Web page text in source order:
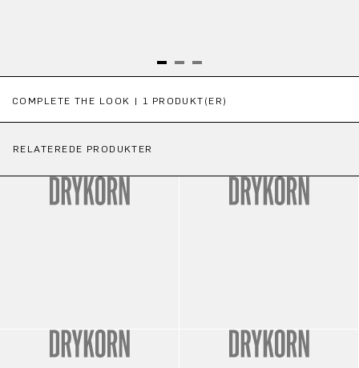
COMPLETE THE LOOK | 1 PRODUKT(ER)
RELATEREDE PRODUKTER